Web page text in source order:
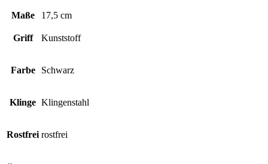
Maße 17,5 cm
Griff Kunststoff
Farbe Schwarz
Klinge Klingenstahl
Rostfrei rostfrei